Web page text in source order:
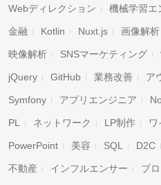
Webディレクション 機械学習エ
金融 Kotlin Nuxt.js 画像解析
映像解析 SNSマーケティング
jQuery GitHub 業務改善 ア
Symfony アプリエンジニア
PL ネットワーク LP制作
PowerPoint 美容 SQL D2C
不動産 インフルエンサー ブ